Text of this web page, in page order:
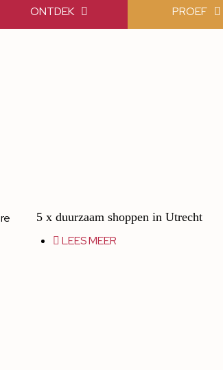
ONTDEK PROEF
5 x duurzaam shoppen in Utrecht
LEES MEER